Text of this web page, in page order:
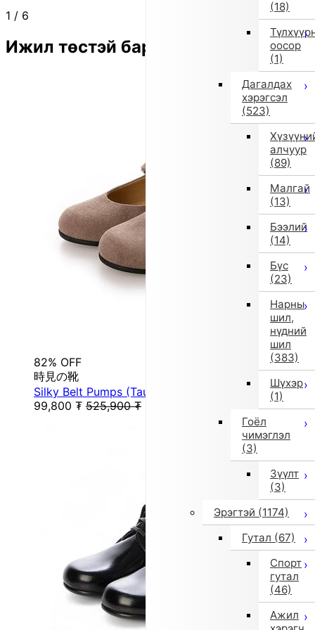
(18)
оосор
(1)
Дагалдах
хэрэгсэл
(523)
алчуур
(89)
Малгай
(13)
Бээлий
(14)
Бүс
(23)
Нарны
шил,
нүдний
шил
(383)
Шүхэр
(1)
Гоёл
чимэглэл
(3)
Зүүлт
(3)
Эрэгтэй (1174)
Гутал (67)
Спорт
гутал
(46)
Ажил
1 / 6
Ижил төстэй бараа
82% OFF
時見の靴
Silky Belt Pumps (Taupe)
99,800 ₮ 525,900 ₮